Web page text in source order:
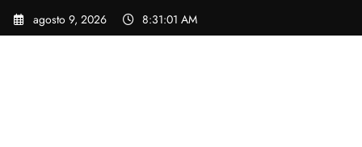
Saltar
agosto 9, 2026 8:31:02 AM